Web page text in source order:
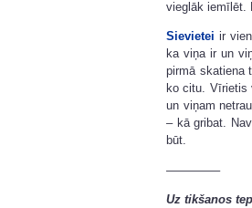
vieglāk iemīlēt.
Sievietei ir
ka viņa ir un
pirmā skatiena
ko citu. Vīrietis
un viņam
– kā gribat.
būt.
————–
Uz tikšanos